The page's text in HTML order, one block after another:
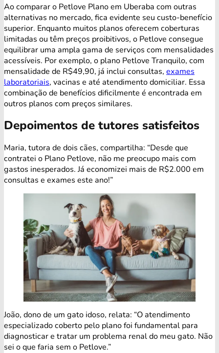
Ao comparar o Petlove Plano em Uberaba com outras
alternativas no mercado, fica evidente seu custo-benefício
superior. Enquanto muitos planos oferecem coberturas
limitadas ou têm preços proibitivos, o Petlove consegue
equilibrar uma ampla gama de serviços com mensalidades
acessíveis. Por exemplo, o plano Petlove Tranquilo, com
mensalidade de R$49,90, já inclui consultas, exames
laboratoriais, vacinas e até atendimento domiciliar. Essa
combinação de benefícios dificilmente é encontrada em
outros planos com preços similares.
Depoimentos de tutores satisfeitos
Maria, tutora de dois cães, compartilha: “Desde que
contratei o Plano Petlove, não me preocupo mais com
gastos inesperados. Já economizei mais de R$2.000 em
consultas e exames este ano!”
João, dono de um gato idoso, relata: “O atendimento
especializado coberto pelo plano foi fundamental para
diagnosticar e tratar um problema renal do meu gato. Não
sei o que faria sem o Petlove.”